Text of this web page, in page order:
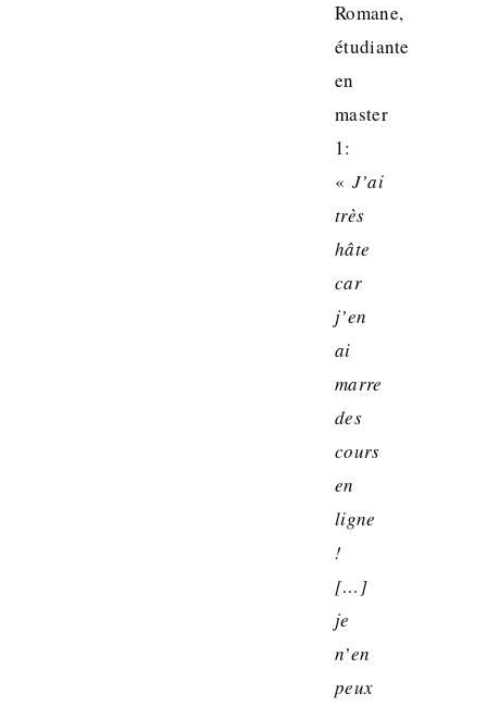
Romane,
étudiante
en
master
1:
« J’ai
très
hâte
car
j’en
ai
marre
des
cours
en
ligne
!
[…]
je
n’en
peux